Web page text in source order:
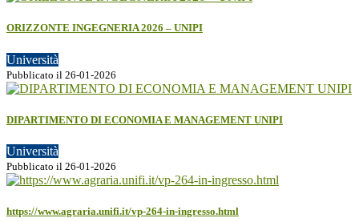
ORIZZONTE INGEGNERIA 2026 – UNIPI
Università
Pubblicato il 26-01-2026
DIPARTIMENTO DI ECONOMIA E MANAGEMENT UNIPI
Università
Pubblicato il 26-01-2026
https://www.agraria.unifi.it/vp-264-in-ingresso.html